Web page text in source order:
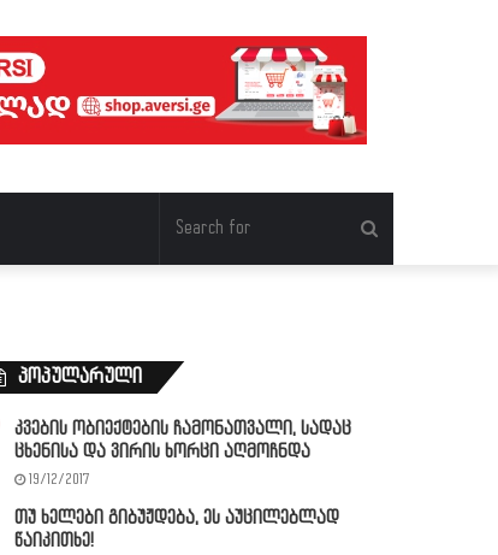
პოპულარული
კვების ობიექტების ჩამონათვალი, სადაც
ცხენისა და ვირის ხორცი აღმოჩნდა
19/12/2017
თუ ხელები გიბუჟდება, ეს აუცილებლად
წაიკითხე!